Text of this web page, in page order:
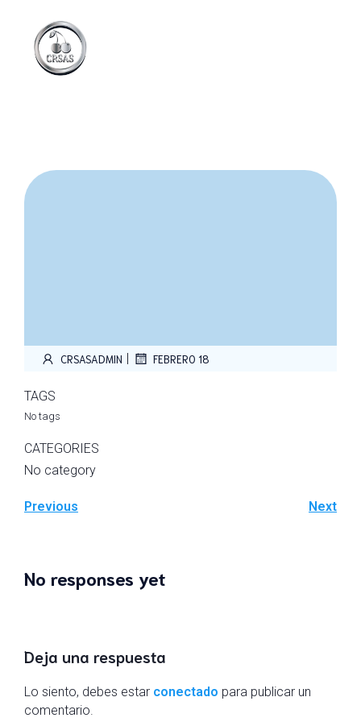
CRSASADMIN FEBRERO 18
TAGS
No tags
CATEGORIES
No category
Previous Next
No responses yet
Deja una respuesta
Lo siento, debes estar conectado para publicar un
comentario.